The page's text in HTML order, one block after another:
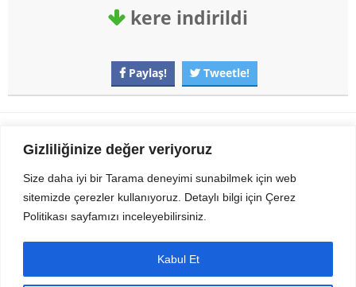
Gizliliğinize değer veriyoruz
Size daha iyi bir Tarama deneyimi sunabilmek için web
sitemizde çerezler kullanıyoruz. Detaylı bilgi için Çerez
Politikası sayfamızı inceleyebilirsiniz.
Kabul Et
kere indirildi
Paylaş! Tweetle!
Gezi Seyahat indirvip apk
Sitemizden Son sürüm Program, Android Uygulama, Android Oyun, Apk
Dosyalarını indirip güvenle bilgisayar ve cep telefonlarınızda kullanabilirsiniz.